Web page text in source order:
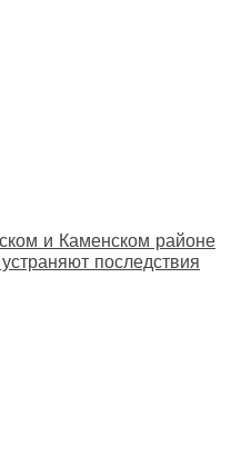
и Каменском районе
последствия